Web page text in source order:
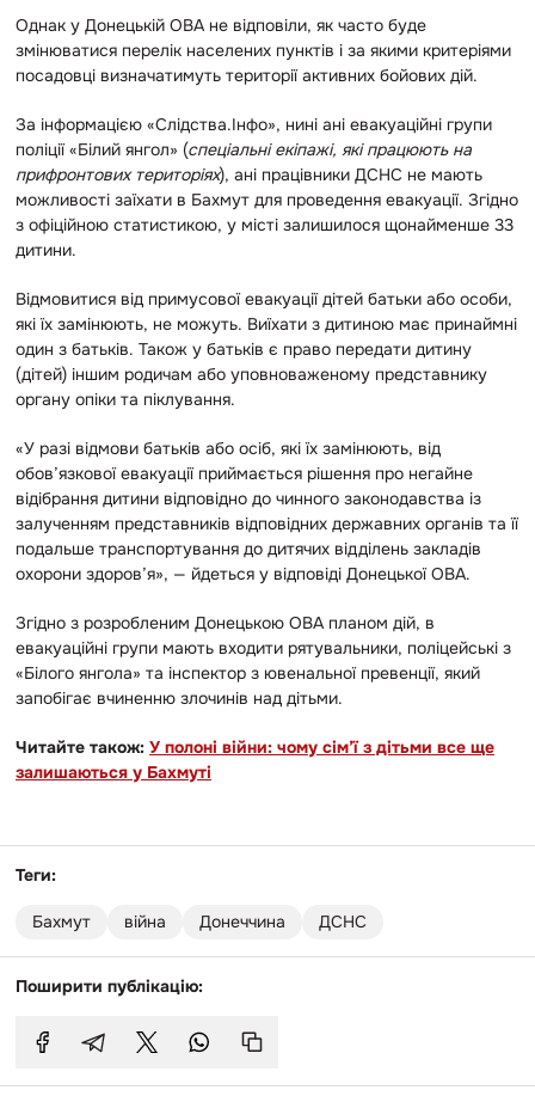
Однак у Донецькій ОВА не відповіли, як часто буде
змінюватися перелік населених пунктів і за якими критеріями
посадовці визначатимуть території активних бойових дій.
За інформацією «Слідства.Інфо», нині ані евакуаційні групи
поліції «Білий янгол» (спеціальні екіпажі, які працюють на
прифронтових територіях), ані працівники ДСНС не мають
можливості заїхати в Бахмут для проведення евакуації. Згідно
з офіційною статистикою, у місті залишилося щонайменше 33
дитини.
Відмовитися від примусової евакуації дітей батьки або особи,
які їх замінюють, не можуть. Виїхати з дитиною має принаймні
один з батьків. Також у батьків є право передати дитину
(дітей) іншим родичам або уповноваженому представнику
органу опіки та піклування.
«У разі відмови батьків або осіб, які їх замінюють, від
обов’язкової евакуації приймається рішення про негайне
відібрання дитини відповідно до чинного законодавства із
залученням представників відповідних державних органів та її
подальше транспортування до дитячих відділень закладів
охорони здоров’я», — йдеться у відповіді Донецької ОВА.
Згідно з розробленим Донецькою ОВА планом дій, в
евакуаційні групи мають входити рятувальники, поліцейські з
«Білого янгола» та інспектор з ювенальної превенції, який
запобігає вчиненню злочинів над дітьми.
Читайте також: У полоні війни: чому сім’ї з дітьми все ще
залишаються у Бахмуті
Теги:
Бахмут війна Донеччина ДСНС
Поширити публікацію: